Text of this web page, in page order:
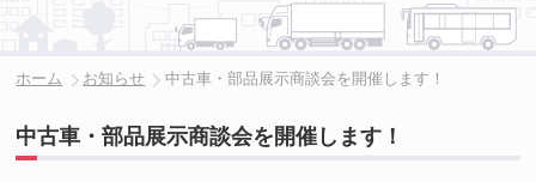
ホーム お知らせ 中古車・部品展示商談会を開催します！
中古車・部品展示商談会を開催します！